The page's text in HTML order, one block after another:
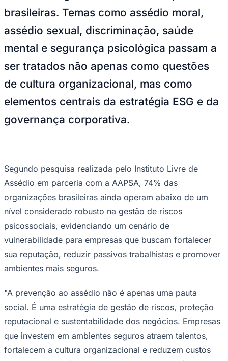
Ceará
assédio sexual, discriminação, saúde
mental e segurança psicológica passam a
ser tratados não apenas como questões
de cultura organizacional, mas como
elementos centrais da estratégia ESG e da
governança corporativa.
Segundo pesquisa realizada pelo Instituto Livre de
organizações brasileiras ainda operam abaixo de um
nível considerado robusto na gestão de riscos
psicossociais, evidenciando um cenário de
vulnerabilidade para empresas que buscam fortalecer
sua reputação, reduzir passivos trabalhistas e promover
ambientes mais seguros.
"A prevenção ao assédio não é apenas uma pauta
reputacional e sustentabilidade dos negócios. Empresas
que investem em ambientes seguros atraem talentos,
fortalecem a cultura organizacional e reduzem custos
relacionados a afastamentos, rotatividade e litígios",
afirma Ana Addobbati, fundadora e CEO da Livre de